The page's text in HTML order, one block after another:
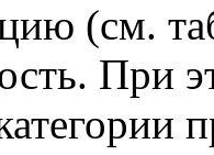
(см.
При